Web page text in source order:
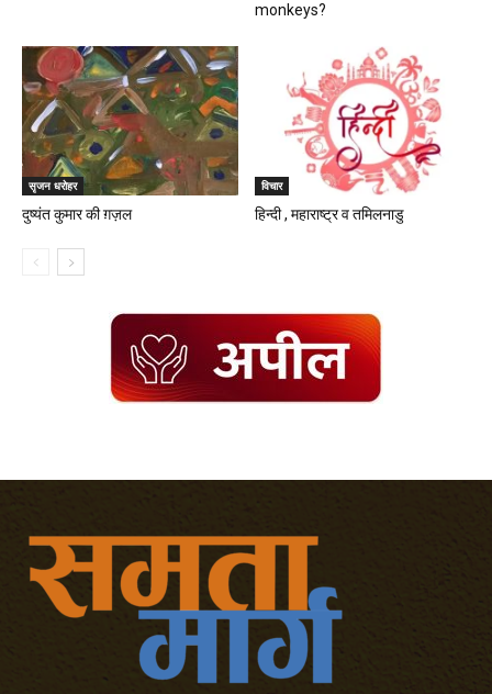
monkeys?
सृजन धरोहर
दुष्यंत कुमार की ग़ज़ल
विचार
हिन्दी , महाराष्ट्र व तमिलनाडु